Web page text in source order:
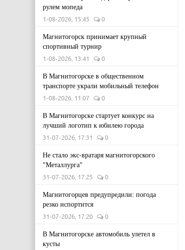
рулем мопеда
1-08-2026, 15:45 0
Магнитогорск принимает крупный
спортивный турнир
1-08-2026, 13:41 0
В Магнитогорске в общественном
транспорте украли мобильный телефон
1-08-2026, 11:07 0
В Магнитогорске стартует конкурс на
лучший логотип к юбилею города
31-07-2026, 17:31 0
Не стало экс-вратаря магнитогорского
"Металлурга"
31-07-2026, 17:25 0
Магнитогорцев предупредили: погода
резко испортится
31-07-2026, 17:20 0
В Магнитогорске автомобиль улетел в
кусты